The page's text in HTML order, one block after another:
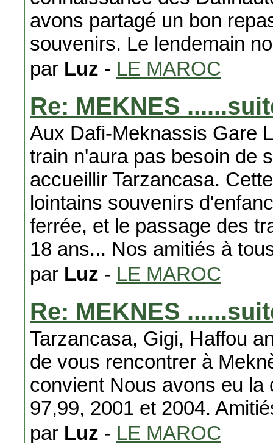
avons partagé un bon
souvenirs. Le lendemain
par Luz - LE MAROC
Re: MEKNES
Aux Dafi-Meknassis Gare
train n'aura pas besoin de
accueillir Tarzancasa.
lointains souvenirs
ferrée, et le passage des
18 ans... Nos amitiés à
par Luz - LE MAROC
Re: MEKNES
Tarzancasa, Gigi, Haffou
de vous rencontrer à
convient Nous avons eu
97,99, 2001 et 2004.
par Luz - LE MAROC